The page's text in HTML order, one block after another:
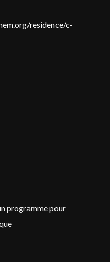
residence/c-
programme pour